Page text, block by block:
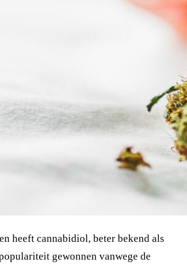
heeft cannabidiol, beter bekend als
gewonnen vanwege de